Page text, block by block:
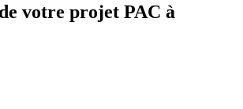
votre projet PAC à